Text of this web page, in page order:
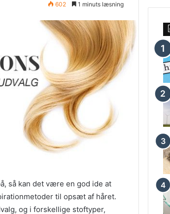
602 1 minuts læsning
så kan det være en god ide at
til opsæt af håret.
og i forskellige stoftyper,